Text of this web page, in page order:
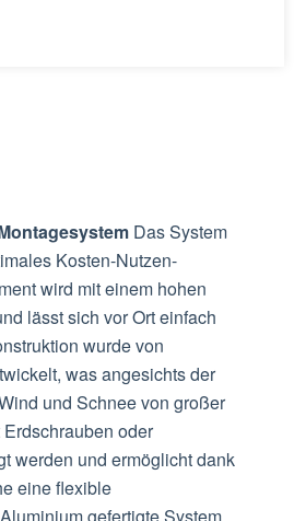
Das System
Kosten-Nutzen-
wird mit einem hohen
lässt sich vor Ort einfach
wurde von
was angesichts der
und Schnee von großer
oder
werden und ermöglicht dank
eine flexible